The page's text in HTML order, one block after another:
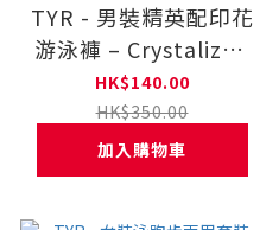
TYR - 男裝精英配印花
游泳褲 – Crystalized
SCRY7A
HK$140.00
HK$350.00
加入購物車